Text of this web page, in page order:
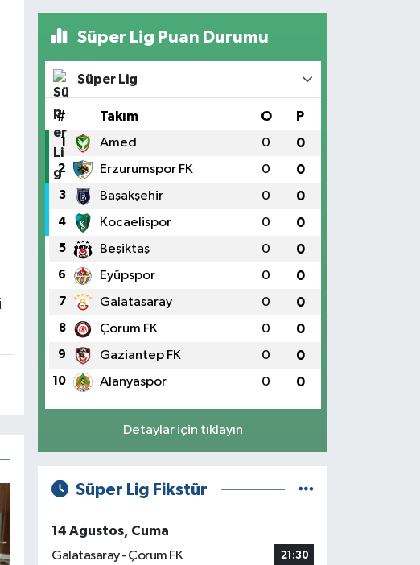
Süper Lig Puan Durumu
Süper Lig
# Takım O P
1 Amed 0 0
2 Erzurumspor FK 0 0
3 Başakşehir 0 0
4 Kocaelispor 0 0
5 Beşiktaş 0 0
6 Eyüpspor 0 0
7 Galatasaray 0 0
8 Çorum FK 0 0
9 Gaziantep FK 0 0
10 Alanyaspor 0 0
Detaylar için tıklayın
Süper Lig Fikstür
14 Ağustos, Cuma
Galatasaray - Çorum FK
21:30